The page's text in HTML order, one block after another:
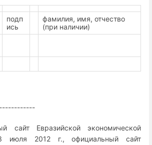
подп
ись
фамилия, имя, отчество
(при наличии)
сайт Евразийской экономической
июля 2012 г., официальный сайт